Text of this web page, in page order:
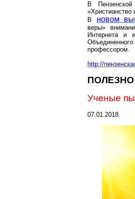
В Пензенской
«Христианство
В новом
веры»
Интернета и
профессором.
http://
ПОЛЕЗНО
Ученые
07.01.2018